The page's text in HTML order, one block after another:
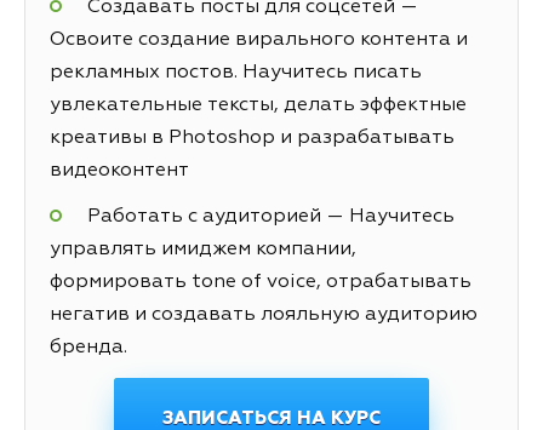
Создавать посты для соцсетей —
Освоите создание вирального контента и
рекламных постов. Научитесь писать
увлекательные тексты, делать эффектные
креативы в Photoshop и разрабатывать
видеоконтент
Работать с аудиторией — Научитесь
управлять имиджем компании,
формировать tone of voice, отрабатывать
негатив и создавать лояльную аудиторию
бренда.
ЗАПИСАТЬСЯ НА КУРС